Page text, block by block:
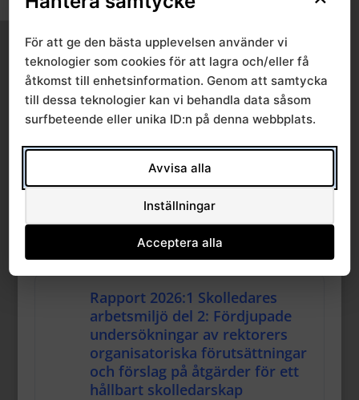
Slå på/av textstorlek
27 februari, 2026 Download
Rapport 2026:2 Hand-
armvibrationer från
användning av slägga vid
kranbygge
549.50 KB83 Downloads
Download
Rapport 2026:1 Skolledares
arbetsmiljö del 2: Fördjupade
undersökningar av rektorers
organisatoriska förutsättningar
och förslag på åtgärder för ett
hållbart skolledarskap
För att ge den bästa upplevelsen använder vi
teknologier som cookies för att lagra och/eller få
åtkomst till enhetsinformation. Genom att samtycka
till dessa teknologier kan vi behandla data såsom
surfbeteende eller unika ID:n på denna webbplats.
Avvisa alla
Inställningar
Acceptera alla